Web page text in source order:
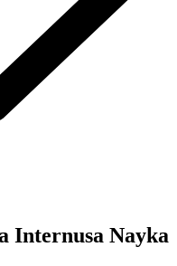
Internusa Nayka